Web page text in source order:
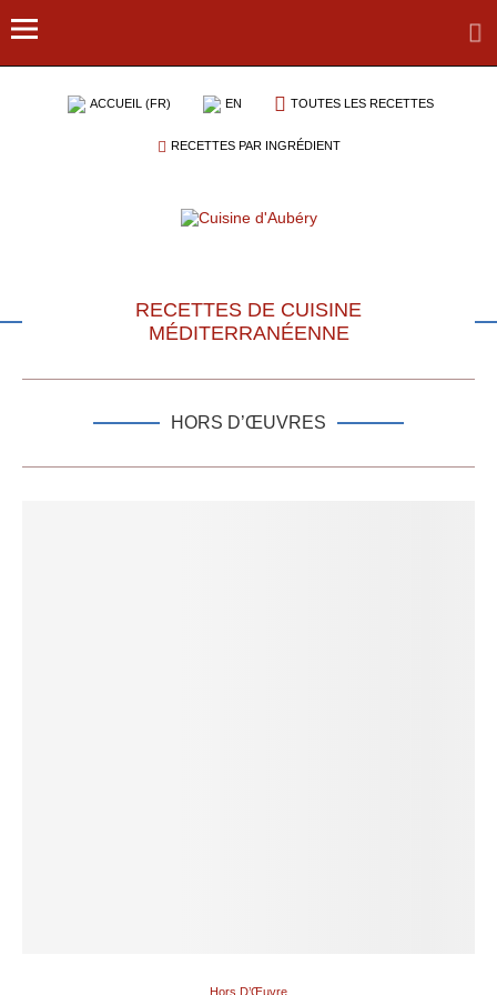
ACCUEIL (FR) EN TOUTES LES RECETTES
RECETTES PAR INGRÉDIENT
RECETTES DE CUISINE
MÉDITERRANÉENNE
HORS D’ŒUVRES
Hors D’Œuvre